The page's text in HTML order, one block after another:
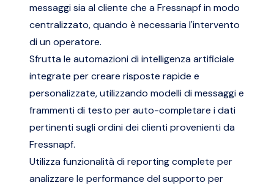
messaggi sia al cliente che a Fressnapf in modo
centralizzato, quando è necessaria l'intervento
di un operatore.
Sfrutta le automazioni di intelligenza artificiale
integrate per creare risposte rapide e
personalizzate, utilizzando modelli di messaggi e
frammenti di testo per auto-completare i dati
pertinenti sugli ordini dei clienti provenienti da
Fressnapf.
Utilizza funzionalità di reporting complete per
analizzare le performance del supporto per